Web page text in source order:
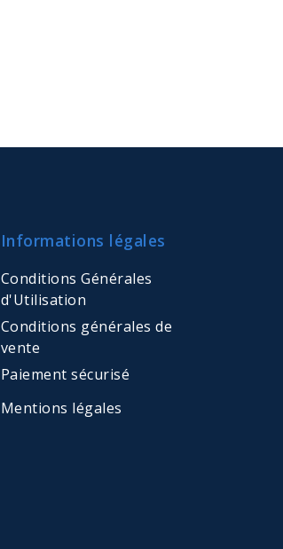
Informations légales
Conditions Générales
d'Utilisation
Conditions générales de
vente
Paiement sécurisé
Mentions légales